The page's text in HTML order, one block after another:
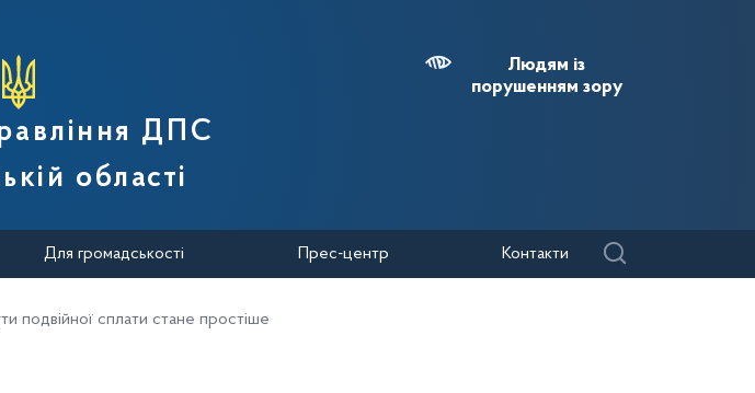
служби України
ДПС
області
Людям із
порушенням зору
Для громадськості Прес-центр Контакти
подвійної сплати стане простіше